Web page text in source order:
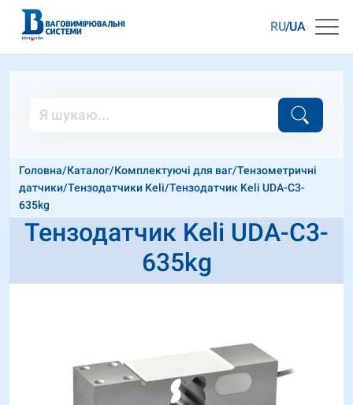
RU UA
Головна/Каталог/Комплектуючі для ваг/Тензометричні
датчики/Тензодатчики Keli/Тензодатчик Keli UDA-C3-
635kg
Тензодатчик Keli UDA-C3-
635kg